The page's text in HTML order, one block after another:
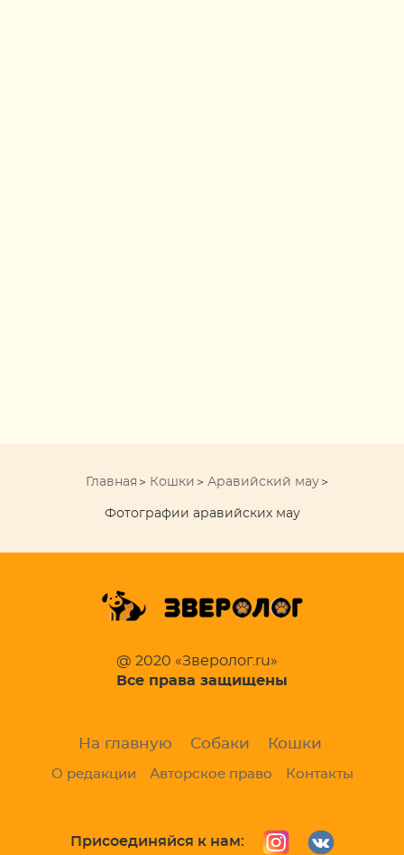
Главная Кошки Аравийский мау
Фотографии аравийских мау
@ 2020 «Зверолог.ru»
Все права защищены
На главную Собаки Кошки
О редакции Авторское право Контакты
Присоединяйся к нам: